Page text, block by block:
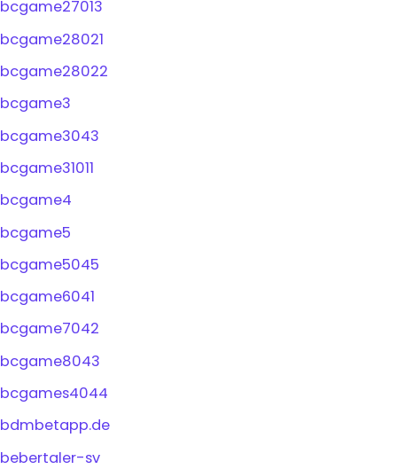
bcgame27013
bcgame28021
bcgame28022
bcgame3
bcgame3043
bcgame31011
bcgame4
bcgame5
bcgame5045
bcgame6041
bcgame7042
bcgame8043
bcgames4044
bdmbetapp.de
bebertaler-sv